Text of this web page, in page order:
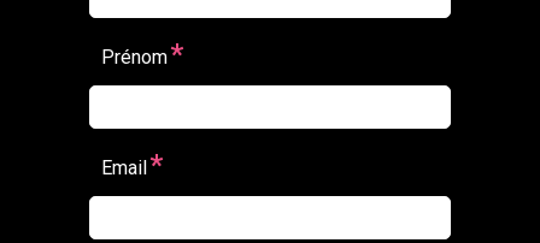
Prénom*
Email*